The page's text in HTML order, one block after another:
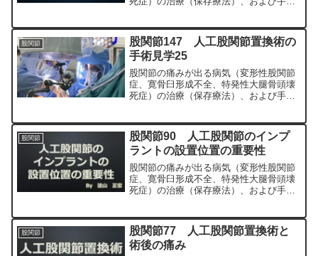
科専門医（人工関節手術を専門）の塗山
正宏が色々と説明します。
股関節
股関節147 人工股関節置換術の
手術見学25
股関節の痛みが出る病気（変形性股関節
症、寛骨臼形成不全、特発性大腿骨頭壊
死症）の治療（保存療法）、および手術
科専門医（人工関節手術を専門）の塗山
正宏が色々と説明します。
股関節
股関節90 人工股関節のインプ
ラントの設置位置の重要性
股関節の痛みが出る病気（変形性股関節
症、寛骨臼形成不全、特発性大腿骨頭壊
死症）の治療（保存療法）、および手術
科専門医（人工関節手術を専門）の塗山
正宏が色々と説明します。
股関節
股関節77 人工股関節置換術と
術後の痛み